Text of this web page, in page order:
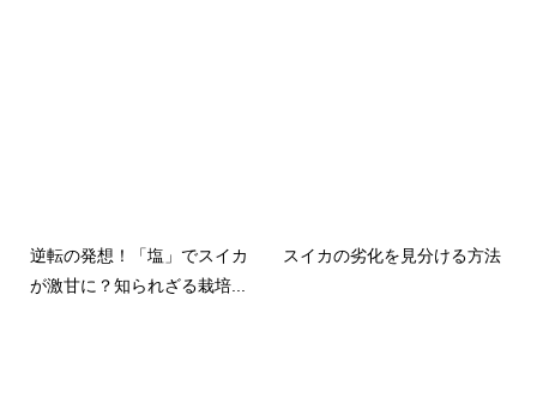
逆転の発想！「塩」でスイカ
が激甘に？知られざる栽培...
スイカの劣化を見分ける方法